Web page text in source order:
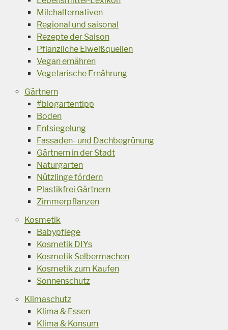
Milchalternativen
Regional und saisonal
Rezepte der Saison
Pflanzliche Eiweißquellen
Vegan ernähren
Vegetarische Ernährung
Gärtnern
#biogartentipp
Boden
Entsiegelung
Fassaden- und Dachbegrünung
Gärtnern in der Stadt
Naturgarten
Nützlinge fördern
Plastikfrei Gärtnern
Zimmerpflanzen
Kosmetik
Babypflege
Kosmetik DIYs
Kosmetik Selbermachen
Kosmetik zum Kaufen
Sonnenschutz
Klimaschutz
Klima & Essen
Klima & Konsum